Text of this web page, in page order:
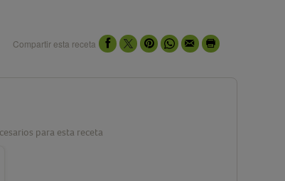
Compartir esta receta
para esta receta